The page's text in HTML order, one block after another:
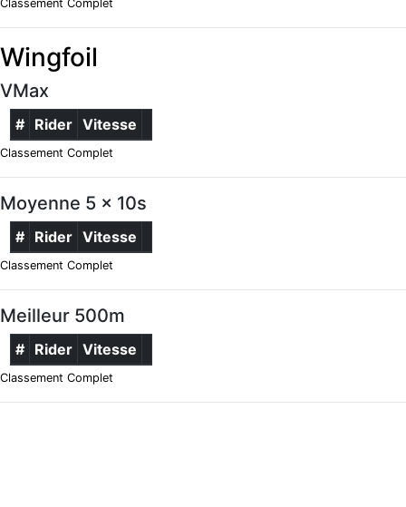
Classement Complet
Wingfoil
VMax
# Rider Vitesse
Classement Complet
Moyenne 5 x 10s
# Rider Vitesse
Classement Complet
Meilleur 500m
# Rider Vitesse
Classement Complet